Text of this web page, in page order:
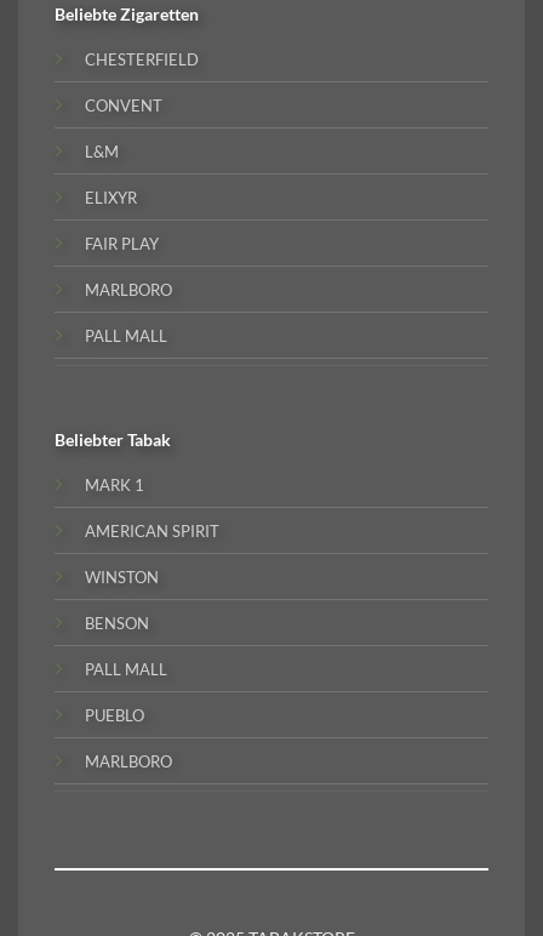
BeliebteZigaretten
CHESTERFIELD
CONVENT
L&M
ELIXYR
FAIR PLAY
MARLBORO
PALL MALL
BeliebterTabak
MARK 1
AMERICAN SPIRIT
WINSTON
BENSON
PALL MALL
PUEBLO
MARLBORO